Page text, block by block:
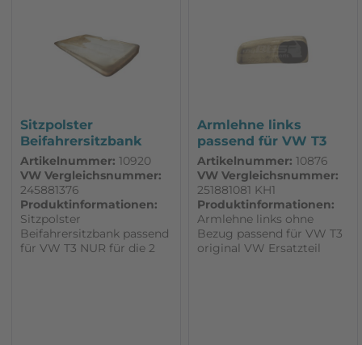
Sitzpolster
Beifahrersitzbank
passend für VW T3
Artikelnummer: 10920
VW Vergleichsnummer:
245881376
Produktinformationen:
Sitzpolster
Beifahrersitzbank passend
für VW T3 NUR für die 2
Armlehne links
passend für VW T3
Artikelnummer: 10876
VW Vergleichsnummer:
251881081 KH1
Produktinformationen:
Armlehne links ohne
Bezug passend für VW T3
original VW Ersatzteil